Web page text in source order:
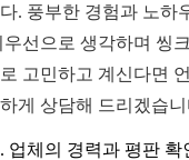
. 풍부한 경험과 노하
우선으로 생각하며 씽
고민하고 계신다면
게 상담해 드리겠습니
업체의 경력과 평판 확